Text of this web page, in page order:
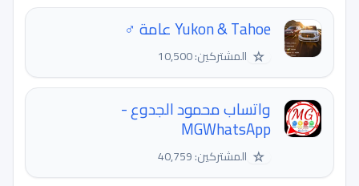
Yukon & Tahoe عامة ‍♂
☆ المشتركين: 10,500
واتساب محمود الجدوع -
MGWhatsApp
☆ المشتركين: 40,759